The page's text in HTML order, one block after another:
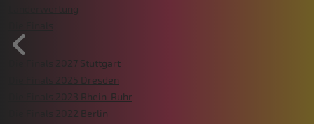
Länderwertung
Die Finals 2027 Stuttgart
Die Finals 2025 Dresden
Die Finals 2023 Rhein-Ruhr
Die Finals 2022 Berlin